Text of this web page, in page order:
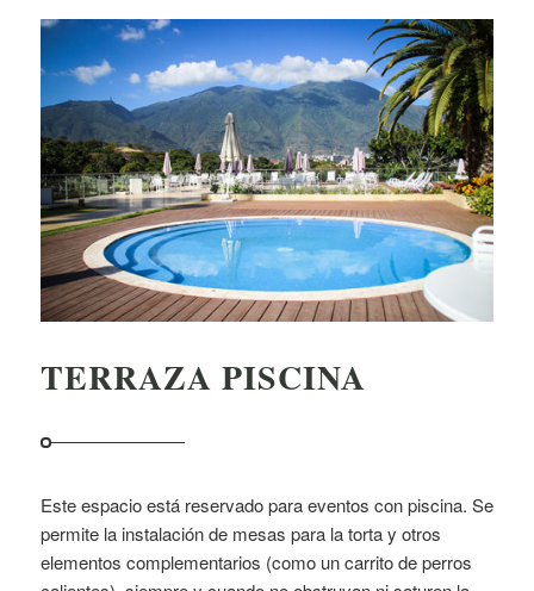
TERRAZA PISCINA
Este espacio está reservado para eventos con piscina. Se
permite la instalación de mesas para la torta y otros
elementos complementarios (como un carrito de perros